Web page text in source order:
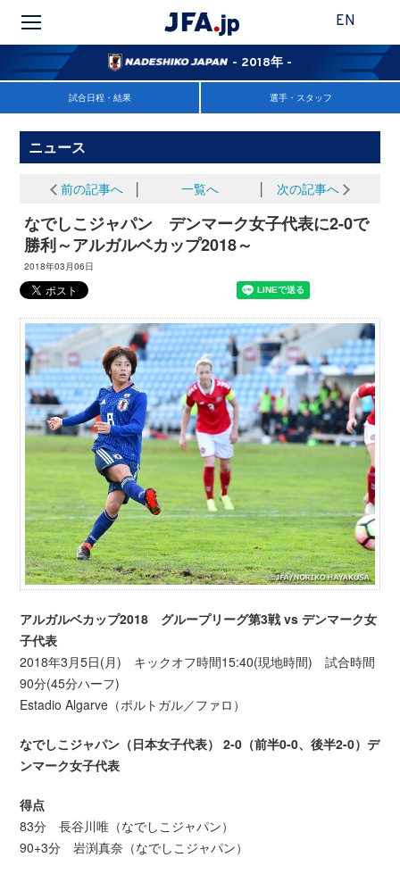
EN
- 2018年 -
試合日程・結果 選手・スタッフ
ニュース
前の記事へ 一覧へ 次の記事へ
なでしこジャパン デンマーク女子代表に2-0で
勝利～アルガルベカップ2018～
2018年03月06日
アルガルベカップ2018 グループリーグ第3戦 vs デンマーク女
子代表
2018年3月5日(月) キックオフ時間15:40(現地時間) 試合時間
90分(45分ハーフ)
Estadio Algarve（ポルトガル／ファロ）
なでしこジャパン（日本女子代表） 2-0（前半0-0、後半2-0）デ
ンマーク女子代表
得点
83分 長谷川唯（なでしこジャパン）
90+3分 岩渕真奈（なでしこジャパン）